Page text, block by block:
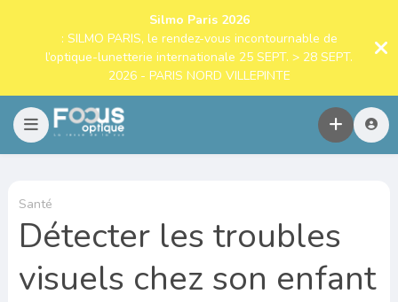
Silmo Paris 2026
: SILMO PARIS, le rendez-vous incontournable de
l’optique-lunetterie internationale 25 SEPT. > 28 SEPT.
2026 - PARIS NORD VILLEPINTE
Santé
Détecter les troubles
visuels chez son enfant